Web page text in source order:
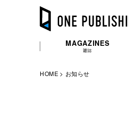
MAGAZINES
雑誌
HOME お知らせ